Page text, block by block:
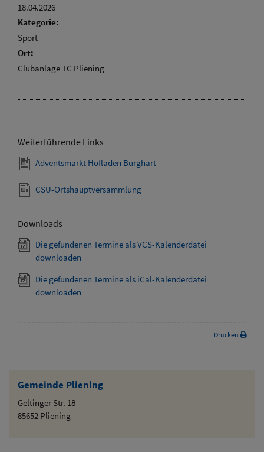
Gemeinde Pliening
Geltinger Str. 18
85652 Pliening
18.04.2026
Kategorie:
Sport
Ort:
Clubanlage TC Pliening
Weiterführende Links
Adventsmarkt Hofladen Burghart
CSU-Ortshauptversammlung
Downloads
Die gefundenen Termine als VCS-Kalenderdatei
downloaden
Die gefundenen Termine als iCal-Kalenderdatei
downloaden
Drucken